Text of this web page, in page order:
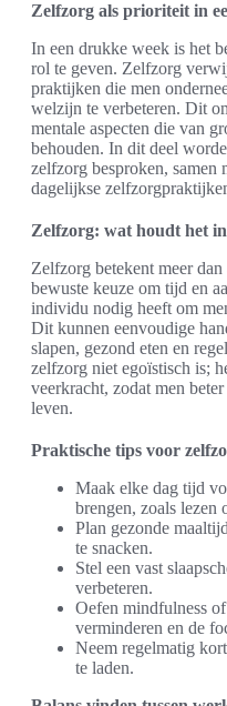
Zelfzorg als prioriteit in
In een drukke week is het
rol te geven. Zelfzorg
praktijken die men
welzijn te verbeteren. Dit
mentale aspecten die van
behouden. In dit deel
zelfzorg besproken, samen
dagelijkse
Zelfzorg: wat houdt het
Zelfzorg betekent meer
bewuste keuze om tijd en
individu nodig heeft om
Dit kunnen eenvoudige
slapen, gezond eten en
zelfzorg niet egoïstisch is;
veerkracht, zodat men
leven.
Praktische tips voor
Maak elke dag tijd
brengen, zoals lezen
Plan gezonde
te snacken.
Stel een vast
verbeteren.
Oefen mindfulness
verminderen en de
Neem regelmatig
te laden.